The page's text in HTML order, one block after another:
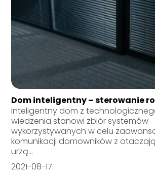
Dom inteligentny – sterowanie
Inteligentny dom z
wiedzenia stanowi zbiór systemów
wykorzystywanych w celu
komunikacji domowników z
urzą...
2021-08-17